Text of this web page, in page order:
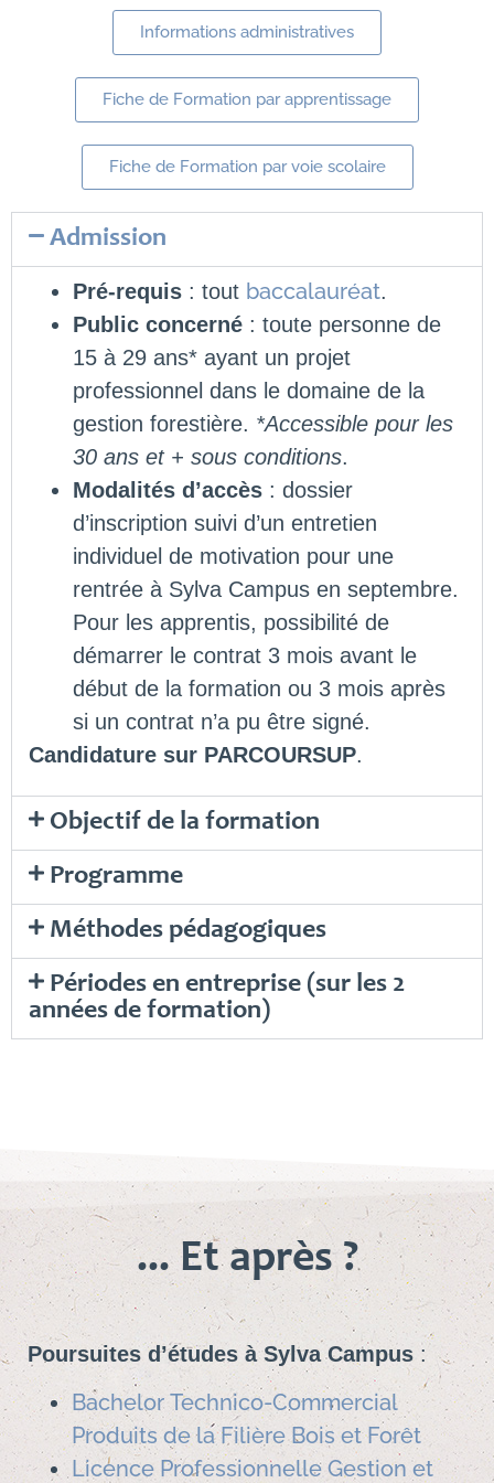
Admission
Pré-requis : tout baccalauréat.
Public concerné : toute personne de
15 à 29 ans* ayant un projet
professionnel dans le domaine de la
gestion forestière. *Accessible pour les
30 ans et + sous conditions.
Modalités d’accès : dossier
d’inscription suivi d’un entretien
individuel de motivation pour une
rentrée à Sylva Campus en septembre.
Pour les apprentis, possibilité de
démarrer le contrat 3 mois avant le
début de la formation ou 3 mois après
si un contrat n’a pu être signé.
Candidature sur PARCOURSUP.
Objectif de la formation
Programme
Méthodes pédagogiques
Périodes en entreprise (sur les 2
années de formation)
Informations administratives
Fiche de Formation par apprentissage
Fiche de Formation par voie scolaire
... Et après ?
Poursuites d’études à Sylva Campus :
Bachelor Technico-Commercial
Produits de la Filière Bois et Forêt
Licence Professionnelle Gestion et